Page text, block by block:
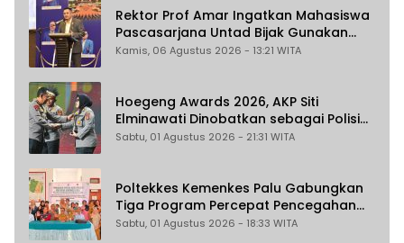
Rektor Prof Amar Ingatkan Mahasiswa
Pascasarjana Untad Bijak Gunakan
Akal Imitasi
Kamis, 06 Agustus 2026 - 13:21 WITA
Hoegeng Awards 2026, AKP Siti
Elminawati Dinobatkan sebagai Polisi
Pelindung Perempuan dan Anak
Sabtu, 01 Agustus 2026 - 21:31 WITA
Poltekkes Kemenkes Palu Gabungkan
Tiga Program Percepat Pencegahan
Stunting di Donggala
Sabtu, 01 Agustus 2026 - 18:33 WITA